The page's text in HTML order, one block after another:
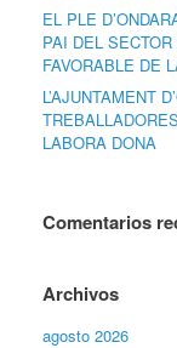
EL PLE
PAI DEL
FAVORABLE DE
L’AJUNTAMENT
LABORA DONA
Comentarios
Archivos
agosto 2026